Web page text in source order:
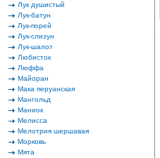
Лук душистый
Лук-батун
Лук-порей
Лук-слизун
Лук-шалот
Любисток
Люффа
Майоран
Мака перуанская
Мангольд
Маниок
Мелисса
Мелотрия шершавая
Морковь
Мята